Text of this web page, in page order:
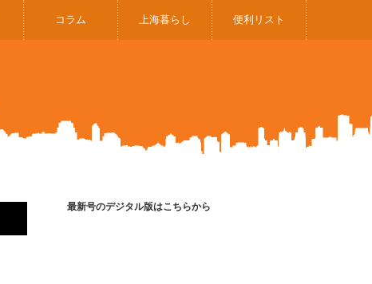
コラム 上海暮らし 便利リスト
最新号のデジタル版はこちらから